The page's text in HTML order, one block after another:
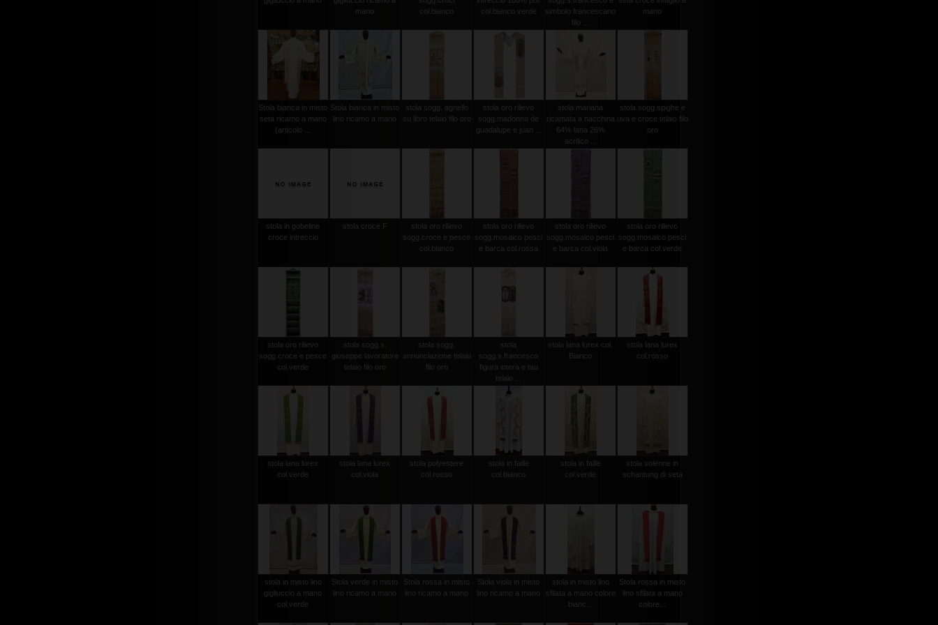
mano
col.bianco
col.bianco verde
simbolo francescano
filo ...
mano
Stola bianca in misto
seta ricamo a mano
(articolo ...
Stola bianca in misto
lino ricamo a mano
stola sogg. agnello
su libro telaio filo oro
stola oro rilievo
sogg.madonna de
guadalupe e juan ...
stola mariana
ricamata a nacchina
64% lana 26%
acrilico ...
stola sogg.spighe e
uva e croce telaio filo
oro
stola in gobeline
croce intreccio
stola croce F
stola oro rilievo
sogg.croce e pesce
col.bianco
stola oro rilievo
sogg.mosaico pesci
e barca col.rossa
stola oro rilievo
sogg.mosaico pesci
e barca col.viola
stola oro rilievo
sogg.mosaico pesci
e barca col.verde
stola oro rilievo
sogg.croce e pesce
col.verde
stola sogg.s.
giuseppe lavoratore
telaio filo oro
stola sogg.
annunciazione telaio
filo oro
stola
sogg.s.francesco
figura intera e tau
telaio ...
stola lana lurex col.
Bianco
stola lana lurex
col.rosso
stola lana lurex
col.verde
stola lana lurex
col.viola
stola polyestere
col.rosso
stola in faille
col.bianco
stola in faille
col.verde
stola solenne in
schantung di seta
stola in misto lino
gigliuccio a mano
col.verde
Stola verde in misto
lino ricamo a mano
Stola rossa in misto
lino ricamo a mano
Stola viola in misto
lino ricamo a mano
stola in misto lino
sfilata a mano colore
bianc...
Stola rossa in misto
lino sfilata a mano
colore...